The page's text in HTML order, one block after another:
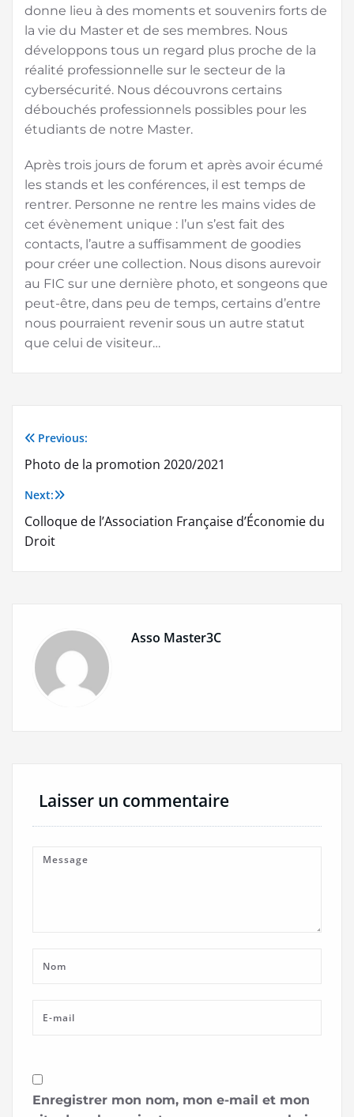
donne lieu à des moments et souvenirs forts de
la vie du Master et de ses membres. Nous
développons tous un regard plus proche de la
réalité professionnelle sur le secteur de la
cybersécurité. Nous découvrons certains
débouchés professionnels possibles pour les
étudiants de notre Master.
Après trois jours de forum et après avoir écumé
les stands et les conférences, il est temps de
rentrer. Personne ne rentre les mains vides de
cet évènement unique : l’un s’est fait des
contacts, l’autre a suffisamment de goodies
pour créer une collection. Nous disons aurevoir
au FIC sur une dernière photo, et songeons que
peut-être, dans peu de temps, certains d’entre
nous pourraient revenir sous un autre statut
que celui de visiteur…
Navigation
de
l’article
Previous:
Photo de la promotion 2020/2021
Next:
Colloque de l’Association Française d’Économie du
Droit
Asso Master3C
Laisser un commentaire
Enregistrer mon nom, mon e-mail et mon